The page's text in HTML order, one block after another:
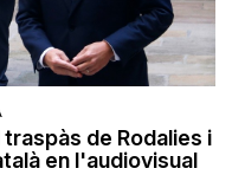
de Rodalies i
en l'audiovisual